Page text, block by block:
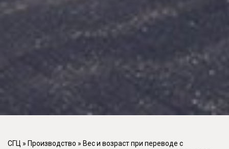
СГЦ » Производство » Вес и возраст при переводе с